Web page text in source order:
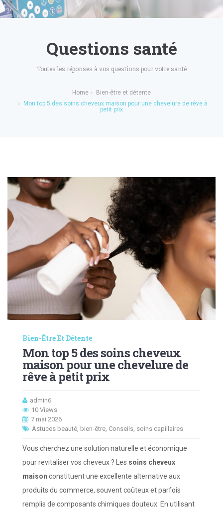
Questions santé
Toutes les réponses à vos questions pour votre santé
Home
Bien-être et détente
Mon top 5 des soins cheveux maison pour une chevelure de rêve à
petit prix
Bien-Être Et Détente
Mon top 5 des soins cheveux
maison pour une chevelure de
rêve à petit prix
admin6
10 Views
7 mai 2026
Astuces beauté, bien-être, Conseils, soins capillaires
Vous cherchez une solution naturelle et économique
pour revitaliser vos cheveux ? Les soins cheveux
maison constituent une excellente alternative aux
produits du commerce, souvent coûteux et parfois
remplis de composants chimiques douteux. En utilisant